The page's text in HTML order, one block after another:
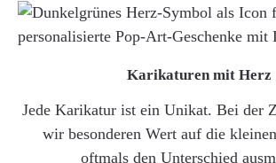
Karikaturen mit Herz
Jede Karikatur ist ein Unikat. Bei der
wir besonderen Wert auf die
oftmals den Unterschied